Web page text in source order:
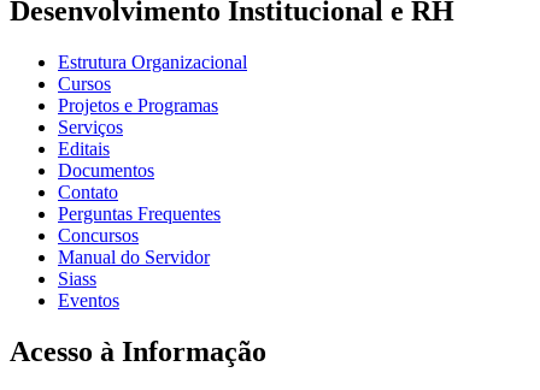
Desenvolvimento Institucional e RH
Estrutura Organizacional
Cursos
Projetos e Programas
Serviços
Editais
Documentos
Contato
Perguntas Frequentes
Concursos
Manual do Servidor
Siass
Eventos
Acesso à Informação